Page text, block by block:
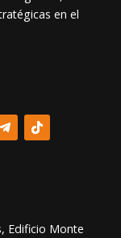
en el
Edificio Monte